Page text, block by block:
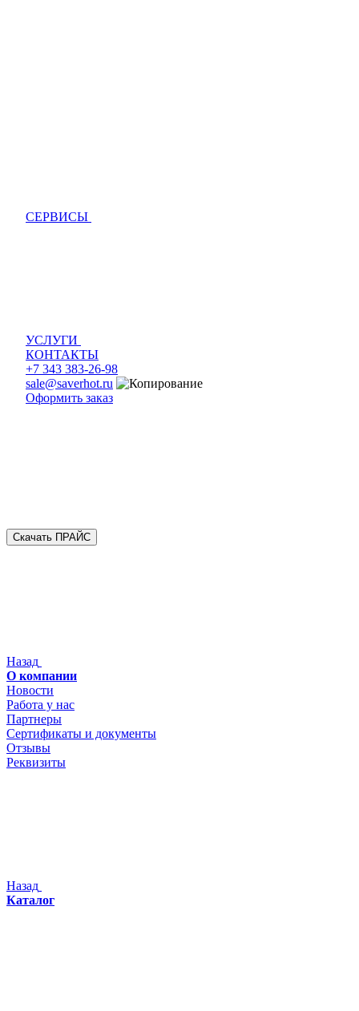
СЕРВИСЫ
УСЛУГИ
КОНТАКТЫ
+7 343 383-26-98
sale@saverhot.ru
Оформить заказ
Скачать ПРАЙС
Назад
О компании
Новости
Работа у нас
Партнеры
Сертификаты и документы
Отзывы
Реквизиты
Назад
Каталог